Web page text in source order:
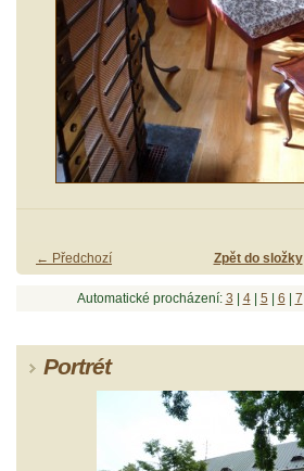
← Předchozí Zpět do složky
Automatické procházení: 3 4| 5 6 7
Portrét